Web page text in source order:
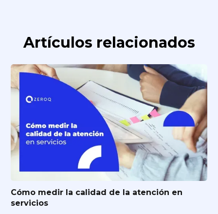
Artículos relacionados
Cómo medir la calidad de la atención en
servicios